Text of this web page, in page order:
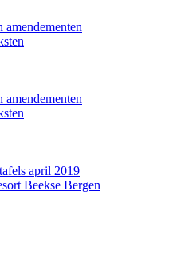
amendementen
amendementen
april 2019
Beekse Bergen